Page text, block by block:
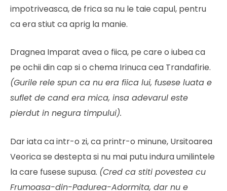
impotriveasca, de frica sa nu le taie capul, pentru
ca era stiut ca aprig la manie.
Dragnea Imparat avea o fiica, pe care o iubea ca
pe ochii din cap si o chema Irinuca cea Trandafirie.
(Gurile rele spun ca nu era fiica lui, fusese luata e
suflet de cand era mica, insa adevarul este
pierdut in negura timpului).
Dar iata ca intr-o zi, ca printr-o minune, Ursitoarea
Veorica se destepta si nu mai putu indura umilintele
la care fusese supusa. (Cred ca stiti povestea cu
Frumoasa-din-Padurea-Adormita, dar nu e